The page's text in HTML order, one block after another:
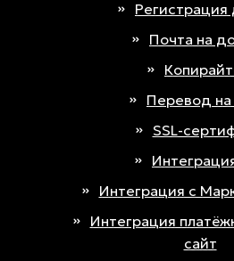
Регистрация
Почта на
Перевод
SSL-
Интеграция с
Интеграция
сайт